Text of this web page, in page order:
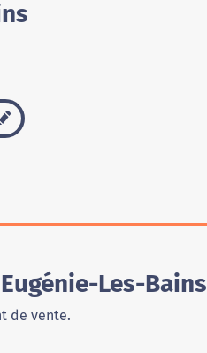
Les-Bains
de vente.